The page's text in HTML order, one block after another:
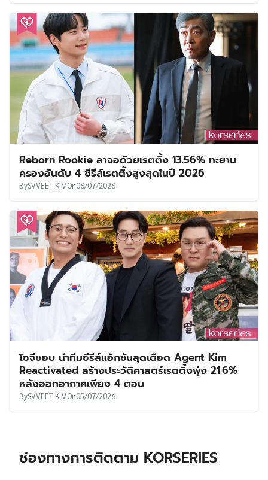
Reborn Rookie ลาจอด้วยเรตติ้ง 13.56% ทะยาน
ครองอันดับ 4 ซีรีส์เรตติ้งสูงสุดในปี 2026
BySVVEET KIMOn06/07/2026
โซจีซอบ นำทีมซีรีส์แอ็กชันสุดเดือด Agent Kim
Reactivated สร้างประวัติศาสตร์เรตติ้งพุ่ง 21.6%
หลังออกอากาศเพียง 4 ตอน
BySVVEET KIMOn05/07/2026
ช่องทางการติดตาม KORSERIES